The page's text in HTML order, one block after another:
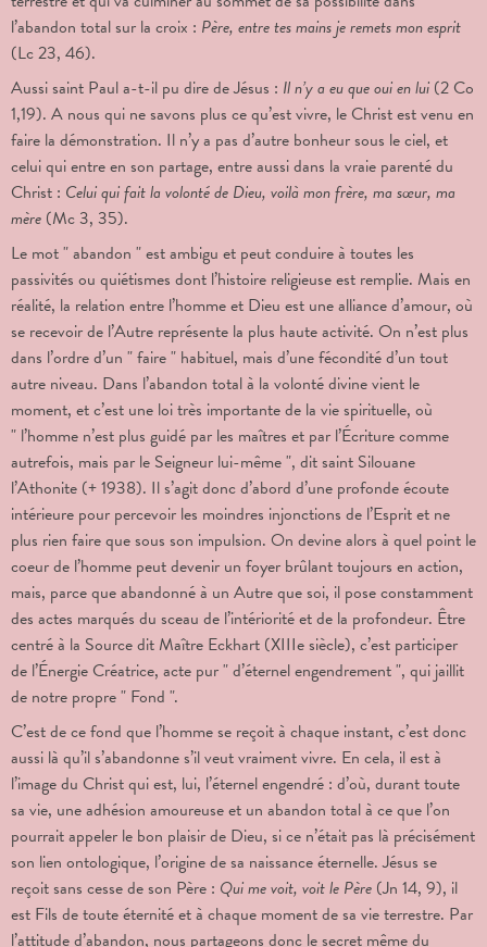
l’abandon total sur la croix : Père, entre tes mains je remets mon esprit
(Lc 23, 46).
Aussi saint Paul a-t-il pu dire de Jésus : Il n’y a eu que oui en lui (2 Co
1,19). A nous qui ne savons plus ce qu’est vivre, le Christ est venu en
faire la démonstration. Il n’y a pas d’autre bonheur sous le ciel, et
celui qui entre en son partage, entre aussi dans la vraie parenté du
Christ : Celui qui fait la volonté de Dieu, voilà mon frère, ma sœur, ma
mère (Mc 3, 35).
Le mot " abandon " est ambigu et peut conduire à toutes les
passivités ou quiétismes dont l’histoire religieuse est remplie. Mais en
réalité, la relation entre l’homme et Dieu est une alliance d’amour, où
se recevoir de l’Autre représente la plus haute activité. On n’est plus
dans l’ordre d’un " faire " habituel, mais d’une fécondité d’un tout
autre niveau. Dans l’abandon total à la volonté divine vient le
moment, et c’est une loi très importante de la vie spirituelle, où
" l’homme n’est plus guidé par les maîtres et par l’Écriture comme
autrefois, mais par le Seigneur lui-même ", dit saint Silouane
l’Athonite (+ 1938). Il s’agit donc d’abord d’une profonde écoute
intérieure pour percevoir les moindres injonctions de l’Esprit et ne
plus rien faire que sous son impulsion. On devine alors à quel point le
coeur de l’homme peut devenir un foyer brûlant toujours en action,
mais, parce que abandonné à un Autre que soi, il pose constamment
des actes marqués du sceau de l’intériorité et de la profondeur. Être
centré à la Source dit Maître Eckhart (XIIIe siècle), c’est participer
de l’Énergie Créatrice, acte pur " d’éternel engendrement ", qui jaillit
de notre propre " Fond ".
C’est de ce fond que l’homme se reçoit à chaque instant, c’est donc
aussi là qu’il s’abandonne s’il veut vraiment vivre. En cela, il est à
l’image du Christ qui est, lui, l’éternel engendré : d’où, durant toute
sa vie, une adhésion amoureuse et un abandon total à ce que l’on
pourrait appeler le bon plaisir de Dieu, si ce n’était pas là précisément
son lien ontologique, l’origine de sa naissance éternelle. Jésus se
reçoit sans cesse de son Père : Qui me voit, voit le Père (Jn 14, 9), il
est Fils de toute éternité et à chaque moment de sa vie terrestre. Par
l’attitude d’abandon, nous partageons donc le secret même du